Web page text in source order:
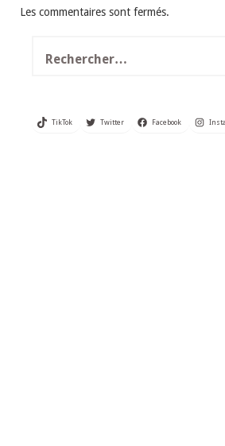
Les commentaires sont fermés.
TikTok Twitter Facebook